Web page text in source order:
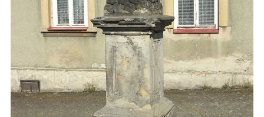
Podluží
Kříž u domu čp. 155 v Chřibské
Údajný kříž u domu čp. 283 ve Chřibské
Kříž jižně od Bukolu
Kříž na návsi v Bukolu
Centrální kříž hřbitova v Hrobčicích